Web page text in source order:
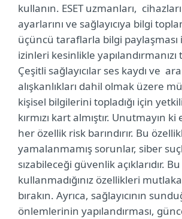
kullanın. ESET uzmanları,
ayarlarını ve sağlayıcıya bilgi
üçüncü taraflarla bilgi
izinleri kesinlikle
Çeşitli sağlayıcılar ses kaydı ve
alışkanlıkları dahil olmak üzere
kişisel bilgilerini topladığı için
kırmızı kart almıştır. Unutmayın
her özellik risk barındırır. Bu
yamalanmamış sorunlar, siber
sızabileceği güvenlik açıklarıdır.
kullanmadığınız özellikleri mutlaka
bırakın. Ayrıca, sağlayıcının
önlemlerinin yapılandırması,